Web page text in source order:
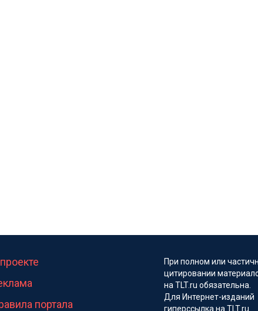
портала
При полном или
цитировании
на TLT.ru обязательна.
Для Интернет-изданий
гиперссылка на TLT.ru